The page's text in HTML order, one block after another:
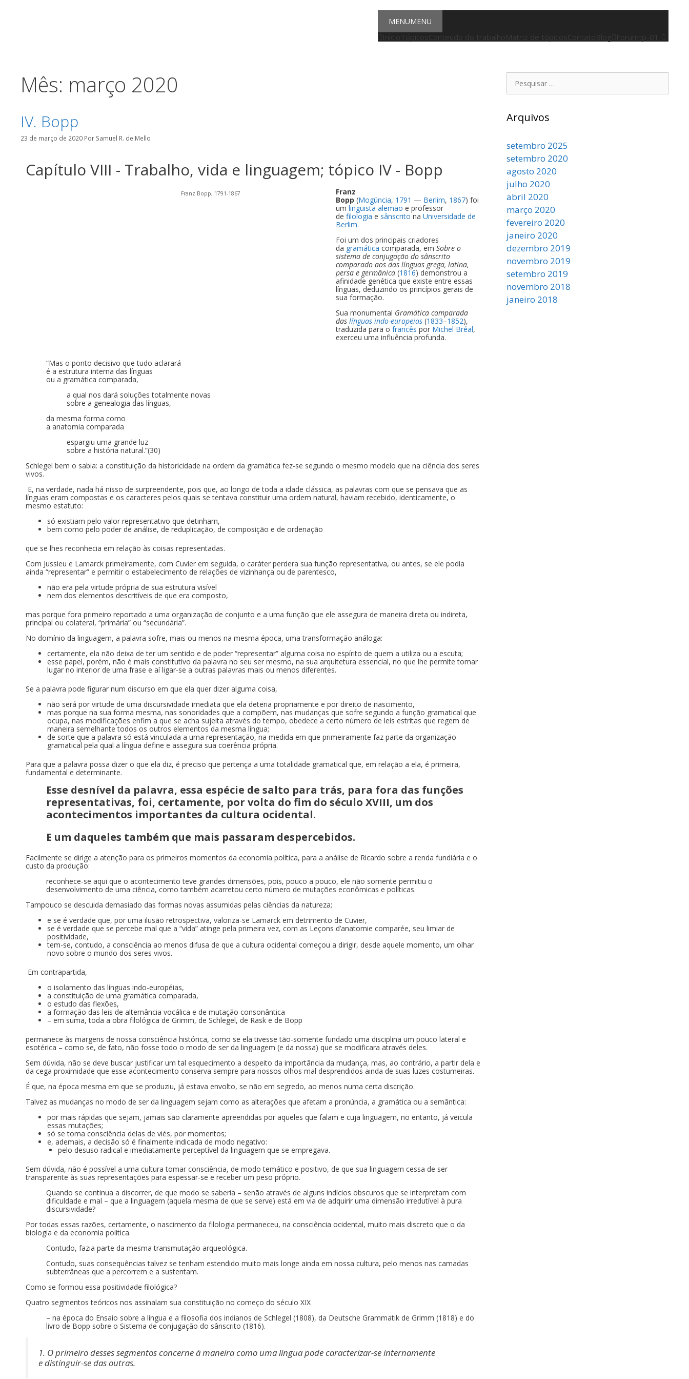
MENUMENU
Início Tópicos Conteúdo do trabalho Matriz de tópicos Contato Blog Forumtp-01
Mês: março 2020
IV. Bopp
23 de março de 2020 Por Samuel R. de Mello
Capítulo VIII - Trabalho, vida e linguagem; tópico IV - Bopp
Franz Bopp, 1791-1867
Franz
Bopp (Mogúncia, 1791 — Berlim, 1867) foi
umlinguista alemão e professor
defilologia e sânscritonaUniversidade de
Berlim.
Foi um dos principais criadores
da gramática comparada, emSobre o
sistema de conjugação do sânscrito
comparado aos das línguas grega, latina,
persa e germânica (1816) demonstrou a
afinidade genética que existe entre essas
línguas, deduzindo os princípios gerais de
sua formação.
Sua monumental Gramática comparada
daslínguas indo-europeias (1833–1852),
traduzida para ofrancês por Michel Bréal,
exerceu uma influência profunda.
“Mas o ponto decisivo que tudo aclarará
é a estrutura interna das línguas
ou a gramática comparada,
a qual nos dará soluções totalmente novas
sobre a genealogia das línguas,
da mesma forma como
a anatomia comparada
espargiu uma grande luz
sobre a história natural.”(30)
Schlegel bem o sabia: a constituição da historicidade na ordem da gramática fez-se segundo o mesmo modelo que na ciência dos seres
vivos.
E, na verdade, nada há nisso de surpreendente, pois que, ao longo de toda a idade clássica, as palavras com que se pensava que as
línguas eram compostas e os caracteres pelos quais se tentava constituir uma ordem natural, haviam recebido, identicamente, o
mesmo estatuto:
só existiam pelo valor representativo que detinham,
bem como pelo poder de análise, de reduplicação, de composição e de ordenação
que se lhes reconhecia em relação às coisas representadas.
Com Jussieu e Lamarck primeiramente, com Cuvier em seguida, o caráter perdera sua função representativa, ou antes, se ele podia
ainda “representar” e permitir o estabelecimento de relações de vizinhança ou de parentesco,
não era pela virtude própria de sua estrutura visível
nem dos elementos descritíveis de que era composto,
mas porque fora primeiro reportado a uma organização de conjunto e a uma função que ele assegura de maneira direta ou indireta,
principal ou colateral, “primária” ou “secundária”.
No domínio da linguagem, a palavra sofre, mais ou menos na mesma época, uma transformação análoga:
certamente, ela não deixa de ter um sentido e de poder “representar” alguma coisa no espírito de quem a utiliza ou a escuta;
esse papel, porém, não é mais constitutivo da palavra no seu ser mesmo, na sua arquitetura essencial, no que lhe permite tomar
lugar no interior de uma frase e aí ligar-se a outras palavras mais ou menos diferentes.
Se a palavra pode figurar num discurso em que ela quer dizer alguma coisa,
não será por virtude de uma discursividade imediata que ela deteria propriamente e por direito de nascimento,
mas porque na sua forma mesma, nas sonoridades que a compõem, nas mudanças que sofre segundo a função gramatical que
ocupa, nas modificações enfim a que se acha sujeita através do tempo, obedece a certo número de leis estritas que regem de
maneira semelhante todos os outros elementos da mesma língua;
de sorte que a palavra só está vinculada a uma representação, na medida em que primeiramente faz parte da organização
gramatical pela qual a língua define e assegura sua coerência própria.
Para que a palavra possa dizer o que ela diz, é preciso que pertença a uma totalidade gramatical que, em relação a ela, é primeira,
fundamental e determinante.
Esse desnível da palavra, essa espécie de salto para trás, para fora das funções
representativas, foi, certamente, por volta do fim do século XVIII, um dos
acontecimentos importantes da cultura ocidental.
E um daqueles também que mais passaram despercebidos.
Facilmente se dirige a atenção para os primeiros momentos da economia política, para a análise de Ricardo sobre a renda fundiária e o
custo da produção:
reconhece-se aqui que o acontecimento teve grandes dimensões, pois, pouco a pouco, ele não somente permitiu o
desenvolvimento de uma ciência, como também acarretou certo número de mutações econômicas e políticas.
Tampouco se descuida demasiado das formas novas assumidas pelas ciências da natureza;
e se é verdade que, por uma ilusão retrospectiva, valoriza-se Lamarck em detrimento de Cuvier,
se é verdade que se percebe mal que a “vida” atinge pela primeira vez, com as Leçons d’anatomie comparée, seu limiar de
positividade,
tem-se, contudo, a consciência ao menos difusa de que a cultura ocidental começou a dirigir, desde aquele momento, um olhar
novo sobre o mundo dos seres vivos.
Em contrapartida,
o isolamento das línguas indo-européias,
a constituição de uma gramática comparada,
o estudo das flexões,
a formação das leis de alternância vocálica e de mutação consonântica
– em suma, toda a obra filológica de Grimm, de Schlegel, de Rask e de Bopp
permanece às margens de nossa consciência histórica, como se ela tivesse tão-somente fundado uma disciplina um pouco lateral e
esotérica – como se, de fato, não fosse todo o modo de ser da linguagem (e da nossa) que se modificara através deles.
Sem dúvida, não se deve buscar justificar um tal esquecimento a despeito da importância da mudança, mas, ao contrário, a partir dela e
da cega proximidade que esse acontecimento conserva sempre para nossos olhos mal desprendidos ainda de suas luzes costumeiras.
É que, na época mesma em que se produziu, já estava envolto, se não em segredo, ao menos numa certa discrição.
Talvez as mudanças no modo de ser da linguagem sejam como as alterações que afetam a pronúncia, a gramática ou a semântica:
por mais rápidas que sejam, jamais são claramente apreendidas por aqueles que falam e cuja linguagem, no entanto, já veicula
essas mutações;
só se toma consciência delas de viés, por momentos;
e, ademais, a decisão só é finalmente indicada de modo negativo:
pelo desuso radical e imediatamente perceptível da linguagem que se empregava.
Sem dúvida, não é possível a uma cultura tomar consciência, de modo temático e positivo, de que sua linguagem cessa de ser
transparente às suas representações para espessar-se e receber um peso próprio.
Quando se continua a discorrer, de que modo se saberia – senão através de alguns indícios obscuros que se interpretam com
dificuldade e mal – que a linguagem (aquela mesma de que se serve) está em via de adquirir uma dimensão irredutível à pura
discursividade?
Por todas essas razões, certamente, o nascimento da filologia permaneceu, na consciência ocidental, muito mais discreto que o da
biologia e da economia política.
Contudo, fazia parte da mesma transmutação arqueológica.
Contudo, suas consequências talvez se tenham estendido muito mais longe ainda em nossa cultura, pelo menos nas camadas
subterrâneas que a percorrem e a sustentam.
Como se formou essa positividade filológica?
Quatro segmentos teóricos nos assinalam sua constituição no começo do século XIX
– na época do Ensaio sobre a língua e a filosofia dos indianos de Schlegel (1808), da Deutsche Grammatik de Grimm (1818) e do
livro de Bopp sobre o Sistema de conjugação do sânscrito (1816).
1. O primeiro desses segmentos concerne à maneira como uma língua pode caracterizar-se internamente
e distinguir-se das outras.
Arquivos
setembro 2025
setembro 2020
agosto 2020
julho 2020
abril 2020
março 2020
fevereiro 2020
janeiro 2020
dezembro 2019
novembro 2019
setembro 2019
novembro 2018
janeiro 2018